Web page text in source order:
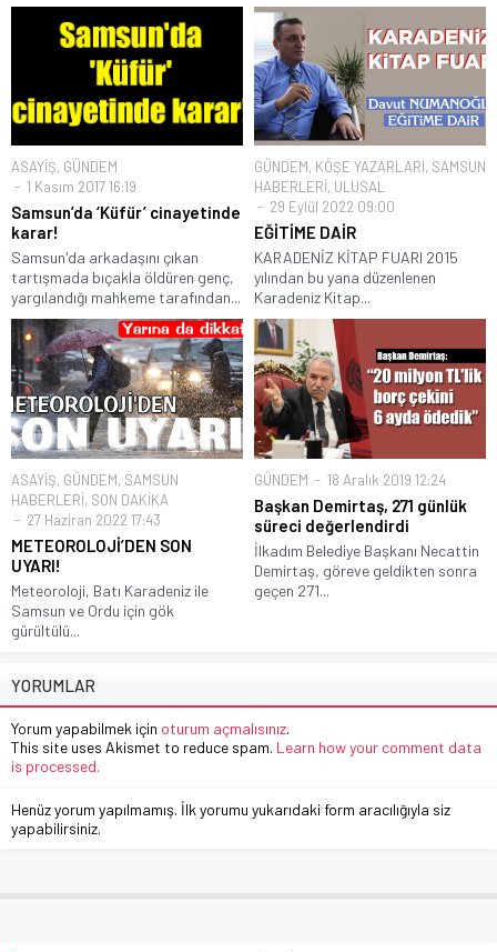
ASAYİŞ, GÜNDEM
1 Kasım 2017 16:19
Samsun’da ‘Küfür’ cinayetinde
karar!
Samsun'da arkadaşını çıkan
tartışmada bıçakla öldüren genç,
yargılandığı mahkeme tarafından...
GÜNDEM, KÖŞE YAZARLARI, SAMSUN
HABERLERİ, ULUSAL
29 Eylül 2022 09:00
EĞİTİME DAİR
KARADENİZ KİTAP FUARI 2015
yılından bu yana düzenlenen
Karadeniz Kitap...
ASAYİŞ, GÜNDEM, SAMSUN
HABERLERİ, SON DAKİKA
27 Haziran 2022 17:43
METEOROLOJİ’DEN SON
UYARI!
Meteoroloji, Batı Karadeniz ile
Samsun ve Ordu için gök
gürültülü...
GÜNDEM 18 Aralık 2019 12:24
Başkan Demirtaş, 271 günlük
süreci değerlendirdi
İlkadım Belediye Başkanı Necattin
Demirtaş, göreve geldikten sonra
geçen 271...
YORUMLAR
Yorum yapabilmek için oturum açmalısınız.
This site uses Akismet to reduce spam. Learn how your comment data
is processed.
Henüz yorum yapılmamış. İlk yorumu yukarıdaki form aracılığıyla siz
yapabilirsiniz.